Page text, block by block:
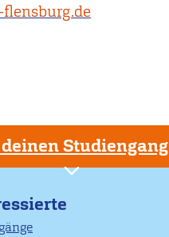
flensburg.de
Studiengang